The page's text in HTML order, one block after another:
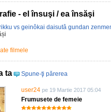
- el însuşi / ea însăşi
vs geinôkai daisutâ gundan
filmele
ta Spune-ţi părerea
user24 pe 19 Martie 2017 05:04
Frumusete de femeie